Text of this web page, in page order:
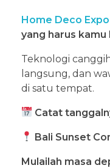
Home Deco
yang harus kamu
Teknologi
langsung, dan
di satu tempat.
Catat
Bali Sunset
Mulailah masa